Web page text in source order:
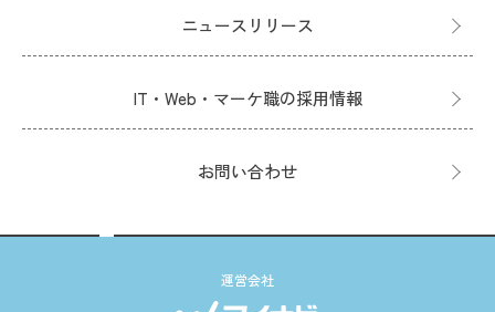
ニュースリリース
IT・Web・マーケ職の採用情報
お問い合わせ
運営会社